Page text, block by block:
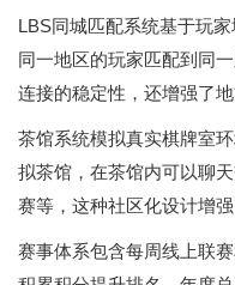
LBS同城匹配系统基于玩
同一地区的玩家匹配到同
连接的稳定性，还增强了
茶馆系统模拟真实棋牌室
拟茶馆，在茶馆内可以聊
赛等，这种社区化设计增
赛事体系包含每周线上联